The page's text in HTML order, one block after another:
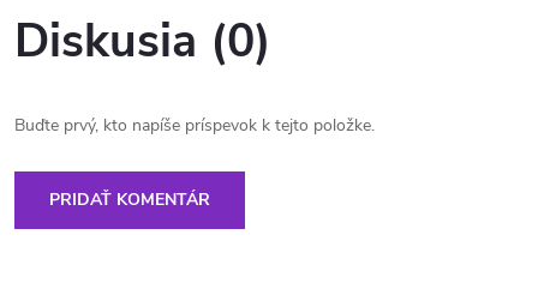
Diskusia (0)
Buďte prvý, kto napíše príspevok k tejto položke.
PRIDAŤ KOMENTÁR